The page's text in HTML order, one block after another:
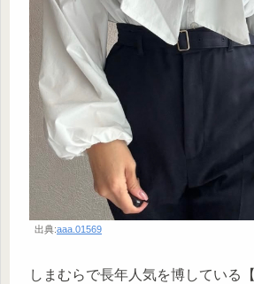
出典:aaa.01569
しまむらで長年人気を博している